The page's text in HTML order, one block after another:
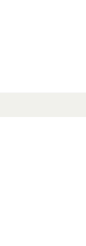
Stufen und
Auf der anderen
Zubehör-
ausgestattet, die